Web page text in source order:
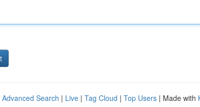
Advanced Search | Live | Tag Cloud | Top Users | Made with